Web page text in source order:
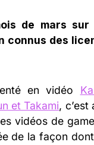
de mars sur
connus des
en vidéo
et Takami,
vidéos de
de la façon